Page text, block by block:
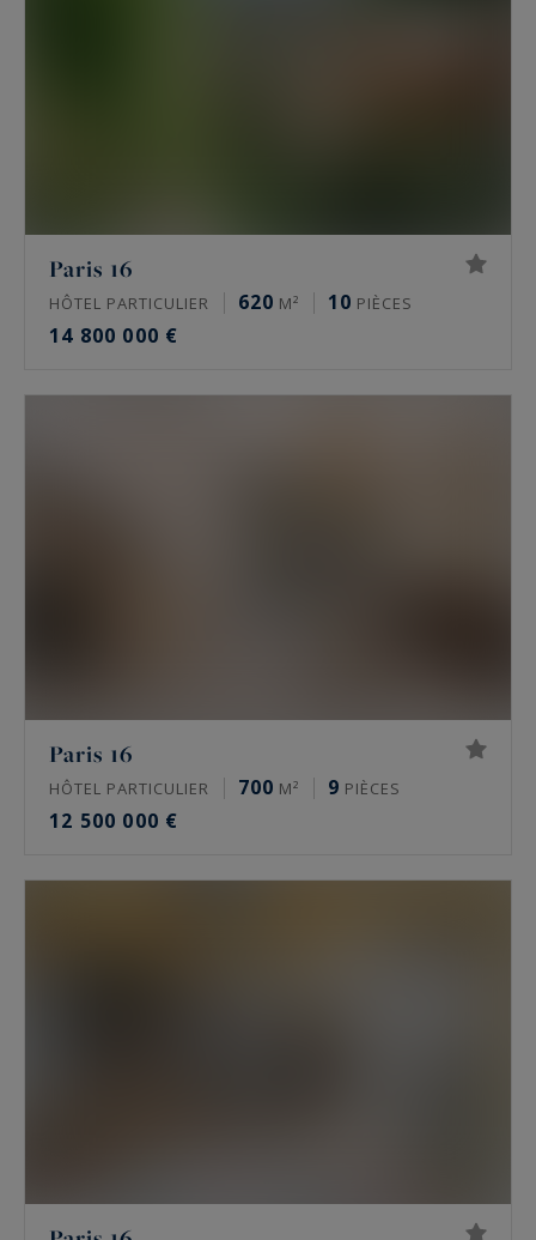
Paris 16
HÔTEL PARTICULIER 620 M² 10 PIÈCES
14 800 000 €
Paris 16
HÔTEL PARTICULIER 700 M² 9 PIÈCES
12 500 000 €